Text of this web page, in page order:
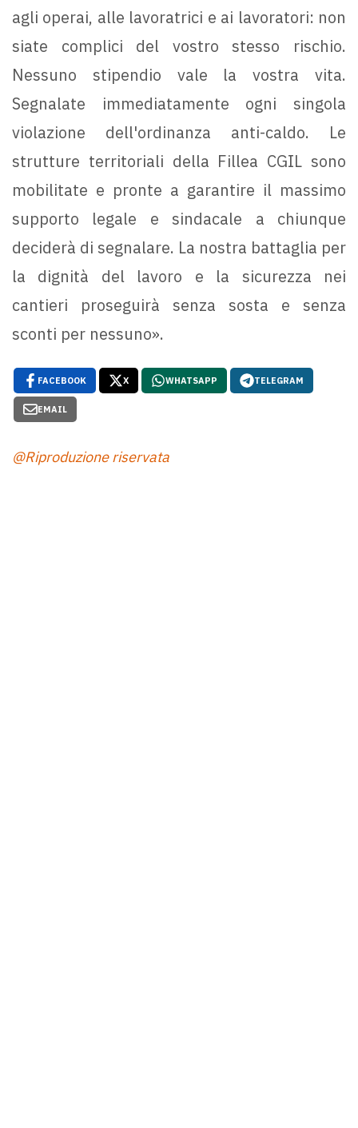
agli operai, alle lavoratrici e ai lavoratori: non
siate complici del vostro stesso rischio.
Nessuno stipendio vale la vostra vita.
Segnalate immediatamente ogni singola
violazione dell'ordinanza anti-caldo. Le
strutture territoriali della Fillea CGIL sono
mobilitate e pronte a garantire il massimo
supporto legale e sindacale a chiunque
deciderà di segnalare. La nostra battaglia per
la dignità del lavoro e la sicurezza nei
cantieri proseguirà senza sosta e senza
sconti per nessuno».
FACEBOOK X WHATSAPP TELEGRAM
EMAIL
@Riproduzione riservata